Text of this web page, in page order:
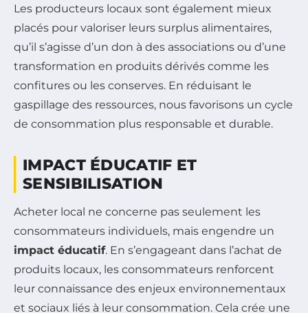
Les producteurs locaux sont également mieux
placés pour valoriser leurs surplus alimentaires,
qu’il s’agisse d’un don à des associations ou d’une
transformation en produits dérivés comme les
confitures ou les conserves. En réduisant le
gaspillage des ressources, nous favorisons un cycle
de consommation plus responsable et durable.
IMPACT ÉDUCATIF ET
SENSIBILISATION
Acheter local ne concerne pas seulement les
consommateurs individuels, mais engendre un
impact éducatif. En s’engageant dans l’achat de
produits locaux, les consommateurs renforcent
leur connaissance des enjeux environnementaux
et sociaux liés à leur consommation. Cela crée une